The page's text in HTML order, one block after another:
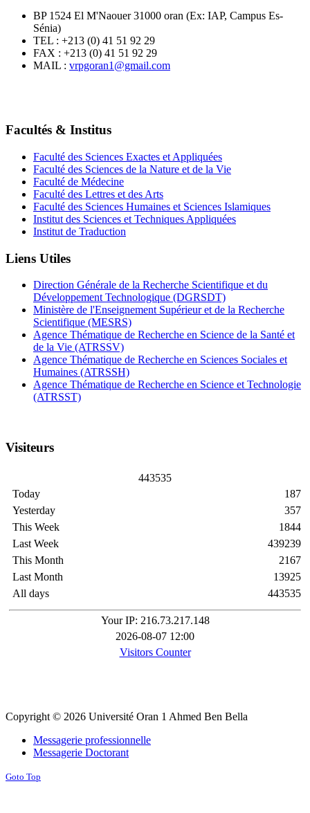
BP 1524 El M'Naouer 31000 oran (Ex: IAP, Campus Es-
Sénia)
TEL : +213 (0) 41 51 92 29
FAX : +213 (0) 41 51 92 29
MAIL : vrpgoran1@gmail.com
Facultés & Institus
Faculté des Sciences Exactes et Appliquées
Faculté des Sciences de la Nature et de la Vie
Faculté de Médecine
Faculté des Lettres et des Arts
Faculté des Sciences Humaines et Sciences Islamiques
Institut des Sciences et Techniques Appliquées
Institut de Traduction
Liens Utiles
Direction Générale de la Recherche Scientifique et du
Développement Technologique (DGRSDT)
Ministère de l'Enseignement Supérieur et de la Recherche
Scientifique (MESRS)
Agence Thématique de Recherche en Science de la Santé et
de la Vie (ATRSSV)
Agence Thématique de Recherche en Sciences Sociales et
Humaines (ATRSSH)
Agence Thématique de Recherche en Science et Technologie
(ATRSST)
Visiteurs
443535
Today
Yesterday
This Week
Last Week
This Month
Last Month
All days
187
357
1844
439239
2167
13925
443535
Your IP: 216.73.217.148
2026-08-07 12:00
Visitors Counter
Copyright © 2026 Université Oran 1 Ahmed Ben Bella
Messagerie professionnelle
Messagerie Doctorant
Goto Top